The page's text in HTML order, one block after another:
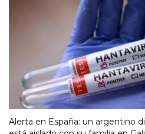
Alerta en España: un argentino